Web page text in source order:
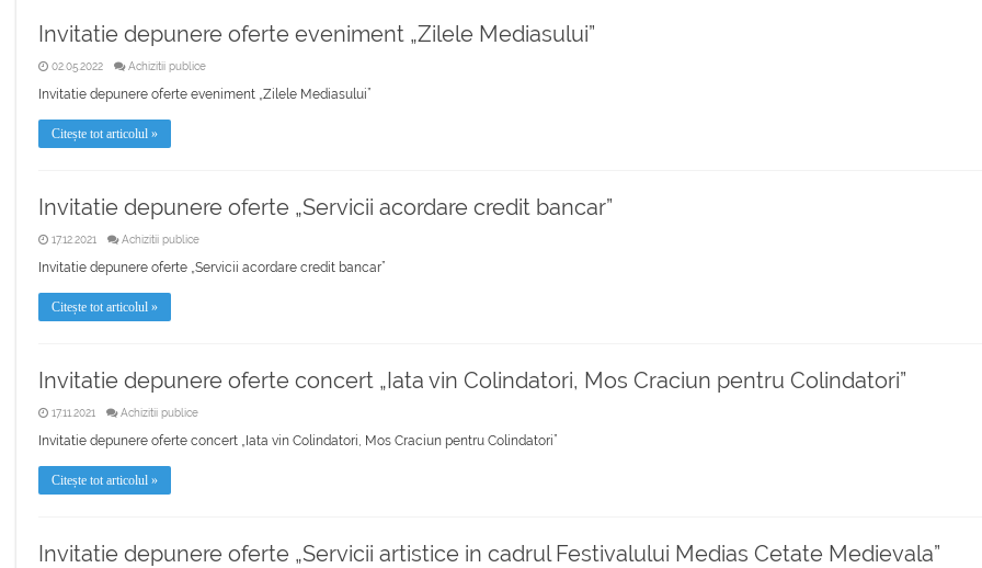
Invitatie depunere oferte eveniment „Zilele Mediasului”
02.05.2022 Achizitii publice
Invitatie depunere oferte eveniment „Zilele Mediasului”
Citește tot articolul »
Invitatie depunere oferte „Servicii acordare credit bancar”
17.12.2021 Achizitii publice
Invitatie depunere oferte „Servicii acordare credit bancar”
Citește tot articolul »
Invitatie depunere oferte concert „Iata vin Colindatori, Mos Craciun pentru Colindatori”
17.11.2021 Achizitii publice
Invitatie depunere oferte concert „Iata vin Colindatori, Mos Craciun pentru Colindatori”
Citește tot articolul »
Invitatie depunere oferte „Servicii artistice in cadrul Festivalului Medias Cetate Medievala”